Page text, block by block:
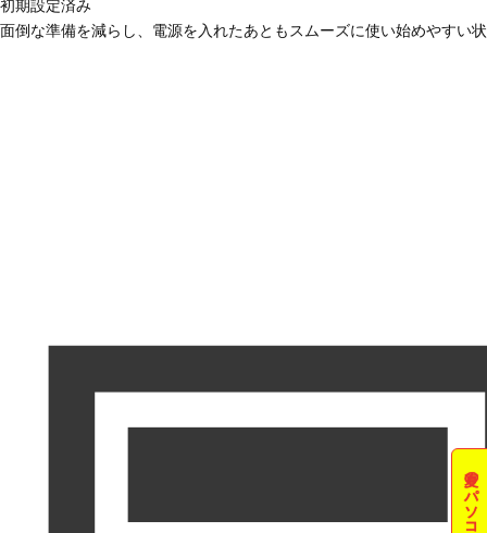
夏のパソコン祭
初期設定済み
面倒な準備を減らし、電源を入れたあともスムーズに使い始めやすい